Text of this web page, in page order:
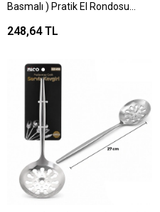
Basmalı ) Pratik El Rondosu
Kristal Pls.hazne)*18
248,64 TL